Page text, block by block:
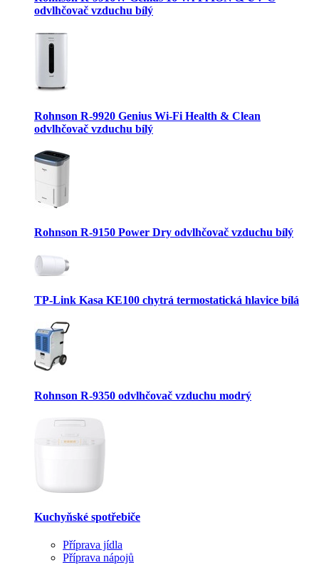
odvlhčovač vzduchu bílý
Rohnson R-9920 Genius Wi-Fi Health & Clean
odvlhčovač vzduchu bílý
Rohnson R-9150 Power Dry odvlhčovač vzduchu bílý
TP-Link Kasa KE100 chytrá termostatická hlavice bílá
Rohnson R-9350 odvlhčovač vzduchu modrý
Kuchyňské spotřebiče
Příprava jídla
Příprava nápojů